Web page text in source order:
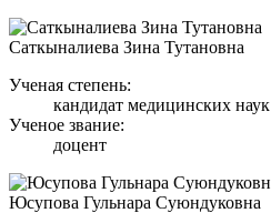
Саткыналиева Зина Тутановна
Ученая степень:
кандидат медицинских наук
Ученое звание:
доцент
Юсупова Гульнара Суюндуковна